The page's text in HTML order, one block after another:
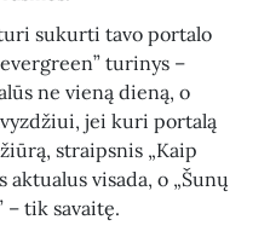
sukurti tavo portalo
turinys –
ne vieną dieną, o
jei kuri portalą
straipsnis „Kaip
visada, o „Šunų
– tik savaitę.